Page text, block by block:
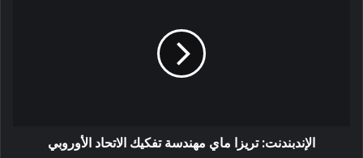
الإندبندنت: تريزا ماي مهندسة تفكيك الاتحاد الأوروبي